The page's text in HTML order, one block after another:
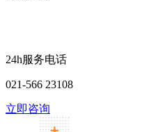
24h服务电话
021-566 23108
立即咨询